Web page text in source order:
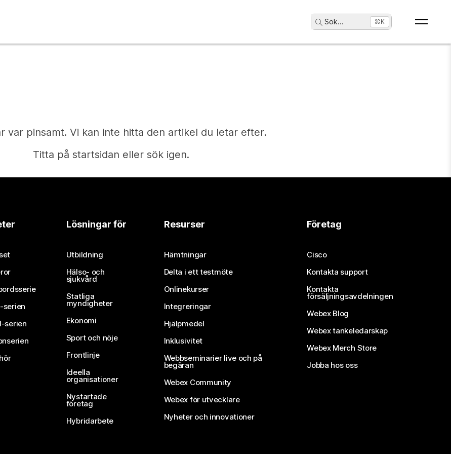
Sök... ⌘K
var pinsamt. Vi kan inte hitta den artikel du letar efter.
Titta på startsidan eller sök igen.
Behöver du ett svar?
Skicka in en fråga
serien
serien
Lösningar för
Utbildning
Hälso- och
sjukvård
Statliga
myndigheter
Ekonomi
Sport och nöje
Frontlinje
Ideella
organisationer
Nystartade
företag
Hybridarbete
Resurser
Hämtningar
Delta i ett testmöte
Onlinekurser
Integreringar
Hjälpmedel
Inklusivitet
Webbseminarier live och på
begäran
Webex Community
Webex för utvecklare
Nyheter och innovationer
Företag
Cisco
Kontakta support
Kontakta
försäljningsavdelningen
Webex Blog
Webex tankeledarskap
Webex Merch Store
Jobba hos oss